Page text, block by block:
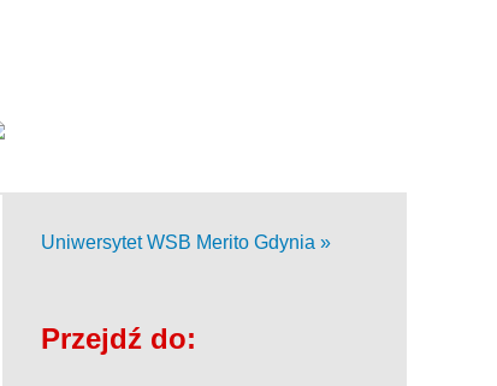
Uniwersytet WSB Merito Gdynia »
Przejdź do: